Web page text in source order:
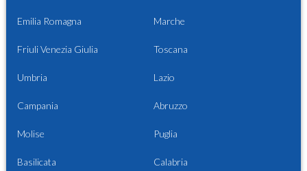
Emilia Romagna Marche
Friuli Venezia Giulia Toscana
Umbria Lazio
Campania Abruzzo
Molise Puglia
Basilicata Calabria